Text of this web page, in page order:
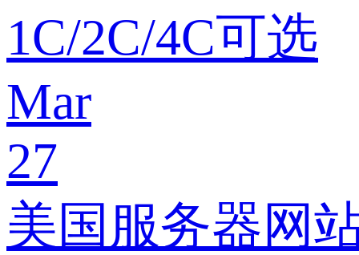
1C/2C/4C可选
Mar
27
美国服务器网